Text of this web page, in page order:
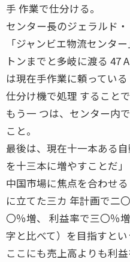
手 作業で仕分ける。
センター長のジェラルド
「ジャンビエ物流センタ
トンまでと多岐に渡る 47
は現在手作業に頼ってい
仕分け機で処理 すること
もう一 つは、センター内
こと。
最後は、現在十一本ある
を十三本に増やすことだ」
中国市場に焦点を合わせ
に立てた三カ 年計画で二
〇％増、 利益率で三〇％
字と比べて）を目指すとい
ここにも売上高よりも利